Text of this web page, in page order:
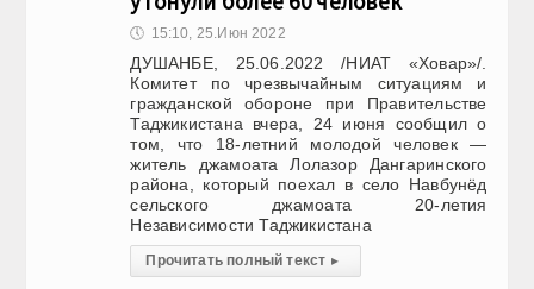
🕔 15:10, 25.Июн 2022
ДУШАНБЕ, 25.06.2022 /НИАТ «Ховар»/.
Комитет по чрезвычайным ситуациям и
гражданской обороне при Правительстве
Таджикистана вчера, 24 июня сообщил о
том, что 18-летний молодой человек —
житель джамоата Лолазор Дангаринского
района, который поехал в село Навбунёд
сельского джамоата 20-летия
Независимости Таджикистана
Прочитать полный текст ▸